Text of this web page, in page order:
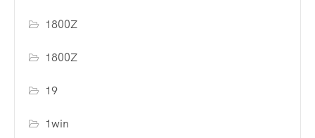
1800Z
1800Z
19
1win